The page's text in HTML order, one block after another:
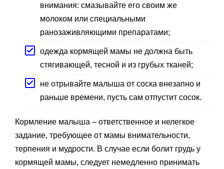
внимания: смазывайте его своим же
молоком или специальными
ранозаживляющими препаратами;
одежда кормящей мамы не должна быть
стягивающей, тесной и из грубых тканей;
не отрывайте малыша от соска внезапно и
раньше времени, пусть сам отпустит сосок.
Кормление малыша – ответственное и нелегкое
задание, требующее от мамы внимательности,
терпения и мудрости. В случае если болит грудь у
кормящей мамы, следует немедленно принимать